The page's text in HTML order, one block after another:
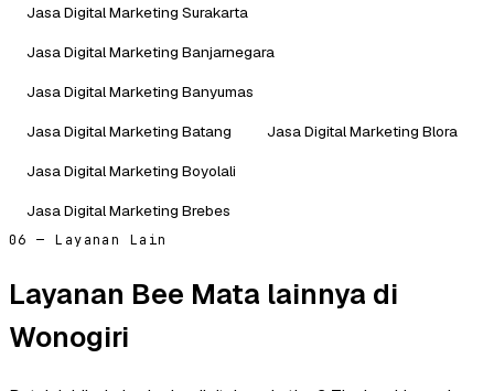
Jasa Digital Marketing Surakarta
Jasa Digital Marketing Banjarnegara
Jasa Digital Marketing Banyumas
Jasa Digital Marketing Batang
Jasa Digital Marketing Blora
Jasa Digital Marketing Boyolali
Jasa Digital Marketing Brebes
06 — Layanan Lain
Layanan Bee Mata lainnya di
Wonogiri